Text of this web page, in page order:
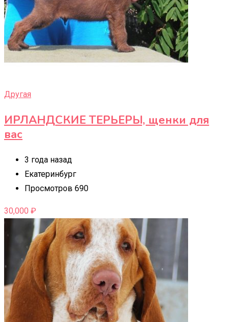
Другая
ИРЛАНДСКИЕ ТЕРЬЕРЫ, щенки для
вас
3 года назад
Екатеринбург
Просмотров 690
30,000 ₽